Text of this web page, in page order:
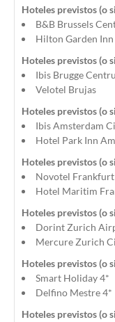
Hoteles previstos (o
B&B Brussels
Hilton Garden
Hoteles previstos (o
Ibis Brugge
Velotel Brujas
Hoteles previstos (o
Ibis Amsterdam
Hotel Park Inn
Hoteles previstos (o
Novotel
Hotel Maritim
Hoteles previstos (o
Dorint Zurich
Mercure Zurich
Hoteles previstos (o
Smart Holiday 4*
Delfino Mestre 4*
Hoteles previstos (o